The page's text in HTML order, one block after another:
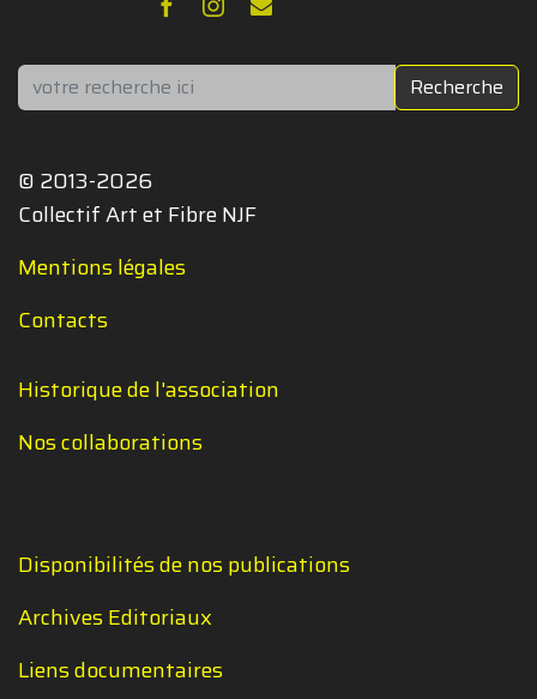
Rechercher Recherche
© 2013-2026
Collectif Art et Fibre NJF
Mentions légales
Contacts
Historique de l'association
Nos collaborations
Disponibilités de nos publications
Archives Editoriaux
Liens documentaires